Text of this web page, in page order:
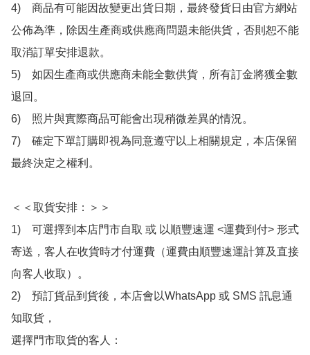
4)　商品有可能因故變更出貨日期，最終發貨日由官方網站
公佈為準，除因生產商或供應商問題未能供貨，否則恕不能
取消訂單安排退款。
5)　如因生產商或供應商未能全數供貨，所有訂金將獲全數
退回。
6)　照片與實際商品可能會出現稍微差異的情況。
7)　確定下單訂購即視為同意遵守以上相關規定，本店保留
最終決定之權利。
＜＜取貨安排：＞＞
1)　可選擇到本店門市自取 或 以順豐速運 <運費到付> 形式
寄送，客人在收貨時才付運費（運費由順豐速運計算及直接
向客人收取）。
2)　預訂貨品到貨後，本店會以WhatsApp 或 SMS 訊息通
知取貨，
選擇門市取貨的客人：